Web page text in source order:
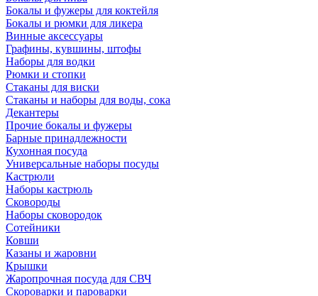
Бокалы и фужеры для коктейля
Бокалы и рюмки для ликера
Винные аксессуары
Графины, кувшины, штофы
Наборы для водки
Рюмки и стопки
Стаканы для виски
Стаканы и наборы для воды, сока
Декантеры
Прочие бокалы и фужеры
Барные принадлежности
Кухонная посуда
Универсальные наборы посуды
Кастрюли
Наборы кастрюль
Сковороды
Наборы сковородок
Сотейники
Ковши
Казаны и жаровни
Крышки
Жаропрочная посуда для СВЧ
Скороварки и пароварки